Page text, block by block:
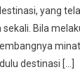
yang
Bila
destinasi […]